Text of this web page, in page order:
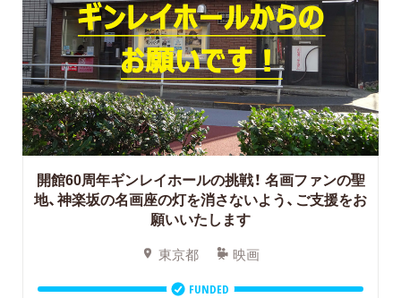
開館60周年ギンレイホールの挑戦！ 名画ファンの聖
地、神楽坂の名画座の灯を消さないよう、ご支援をお
願いいたします
東京都 映画
FUNDED